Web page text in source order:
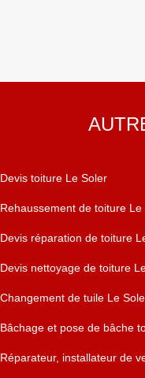
Devis toiture Le Soler
Rehaussement de toiture Le
Devis réparation de toiture
Devis nettoyage de toiture
Changement de tuile Le
Bâchage et pose de bâche
Réparateur, installateur de